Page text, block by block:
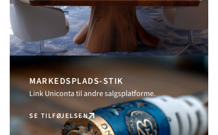
MARKEDSPLADS-STIK
Link Uniconta til andre salgsplatforme.
SE TILFØJELSEN